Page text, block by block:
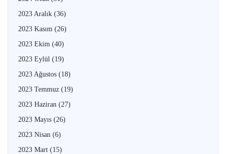
2023 Aralık (36)
2023 Kasım (26)
2023 Ekim (40)
2023 Eylül (19)
2023 Ağustos (18)
2023 Temmuz (19)
2023 Haziran (27)
2023 Mayıs (26)
2023 Nisan (6)
2023 Mart (15)